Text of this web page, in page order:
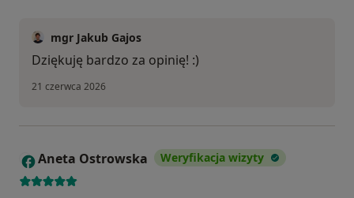
mgr Jakub Gajos
Dziękuję bardzo za opinię! :)
21 czerwca 2026
A Aneta Ostrowska Weryfikacja wizyty